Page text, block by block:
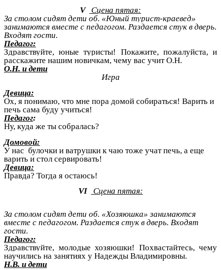
V Сцена пятая:
За столом сидят дети об. «Юный турист-краевед»
занимаются вместе с педагогом. Раздается стук в дверь.
Входят гости.
Педагог:
Здравствуйте, юные туристы! Покажите, пожалуйста, и
расскажите нашим новичкам, чему вас учит О.Н.
О.Н. и дети
Игра
Девица:
Ох, я понимаю, что мне пора домой собираться! Варить и
печь сама буду учиться!
Педагог:
Ну, куда же ты собралась?
Домовой:
У нас булочки и ватрушки к чаю тоже учат печь, а еще
варить и стол сервировать!
Девица:
Правда? Тогда я остаюсь!
VI
Сцена пятая:
За столом сидят дети об. «Хозяюшка» занимаются
вместе с педагогом. Раздается стук в дверь. Входят
гости.
Педагог:
Здравствуйте, молодые хозяюшки! Похвастайтесь, чему
научились на занятиях у Надежды Владимировны.
Н.В. и дети